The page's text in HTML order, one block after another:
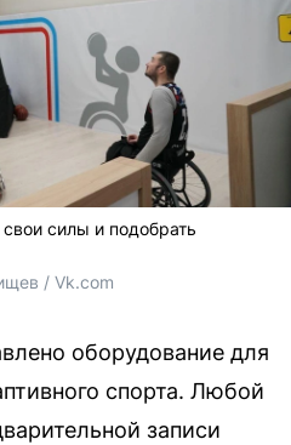
силы и подобрать
/ Vk.com
оборудование для
спорта. Любой
записи